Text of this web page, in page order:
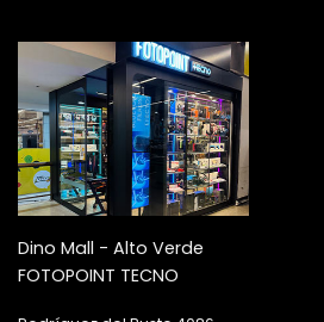
Dino Mall - Alto Verde
FOTOPOINT TECNO